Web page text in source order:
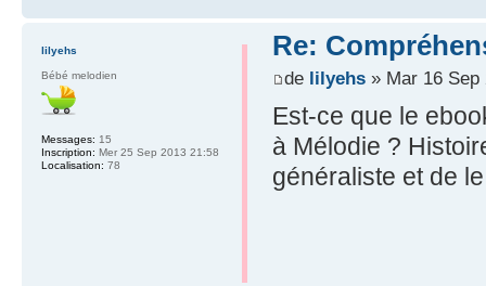
Re:
de lilyehs» Mar 16 Sep
Est-ce que le
à Mélodie ?
généraliste et de
lilyehs
Bébé melodien
Messages: 15
Inscription: Mer 25 Sep 2013 21:58
Localisation: 78